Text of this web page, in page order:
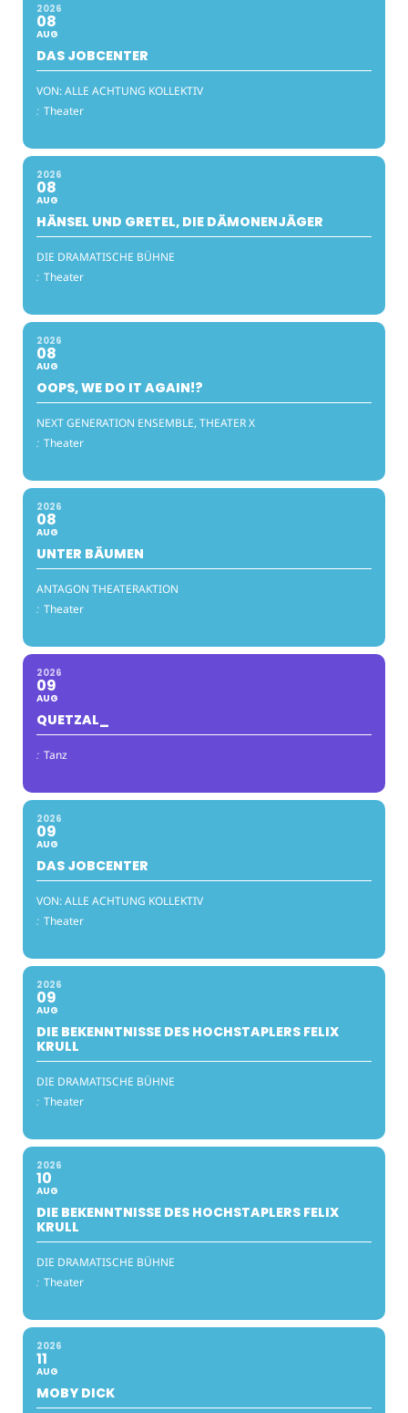
2026
08
AUG
DAS JOBCENTER
VON: ALLE ACHTUNG KOLLEKTIV
: Theater
2026
08
AUG
HÄNSEL UND GRETEL, DIE DÄMONENJÄGER
DIE DRAMATISCHE BÜHNE
: Theater
2026
08
AUG
OOPS, WE DO IT AGAIN!?
NEXT GENERATION ENSEMBLE, THEATER X
: Theater
2026
08
AUG
UNTER BÄUMEN
ANTAGON THEATERAKTION
: Theater
2026
09
AUG
QUETZAL_
: Tanz
2026
09
AUG
DAS JOBCENTER
VON: ALLE ACHTUNG KOLLEKTIV
: Theater
2026
09
AUG
DIE BEKENNTNISSE DES HOCHSTAPLERS FELIX
KRULL
DIE DRAMATISCHE BÜHNE
: Theater
2026
10
AUG
DIE BEKENNTNISSE DES HOCHSTAPLERS FELIX
KRULL
DIE DRAMATISCHE BÜHNE
: Theater
2026
11
AUG
MOBY DICK